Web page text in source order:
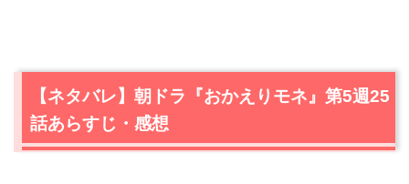
【ネタバレ】朝ドラ『おかえりモネ』第5週25
話あらすじ・感想